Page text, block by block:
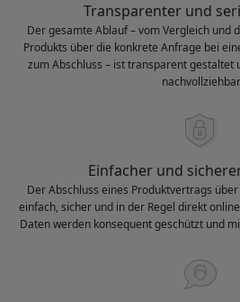
Transparenter und
Der gesamte Ablauf – vom Vergleich und
Produkts über die konkrete Anfrage bei
zum Abschluss – ist transparent gestaltet
Einfacher und
Der Abschluss eines Produktvertrags
einfach, sicher und in der Regel direkt
Daten werden konsequent geschützt und